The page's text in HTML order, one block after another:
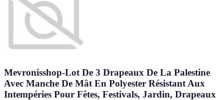
Mevronisshop-Lot De 3 Drapeaux De La Palestine
Avec Manche De Mât En Polyester Résistant Aux
Intempéries Pour Fêtes, Festivals, Jardin, Drapeaux